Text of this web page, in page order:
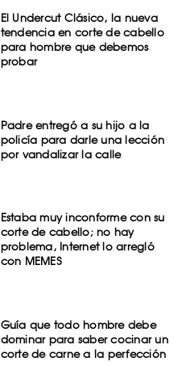
El Undercut Clásico, la nueva
tendencia en corte de cabello
para hombre que debemos
probar
Padre entregó a su hijo a la
policía para darle una lección
por vandalizar la calle
Estaba muy inconforme con su
corte de cabello; no hay
problema, Internet lo arregló
con MEMES
Guía que todo hombre debe
dominar para saber cocinar un
corte de carne a la perfección